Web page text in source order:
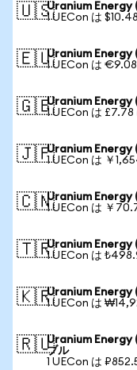
🇺🇸Uranium Energy
1 UECon は
🇪🇺Uranium Energy
1 UECon は
🇬🇧Uranium Energy
1 UECon は £7.78
🇯🇵Uranium Energy
1 UECon は ￥
🇨🇳Uranium Energy
1 UECon は ￥
🇹🇷Uranium Energy
1 UECon は
🇰🇷Uranium Energy
1 UECon は
🇷🇺Uranium Energy
ブル
1 UECon は